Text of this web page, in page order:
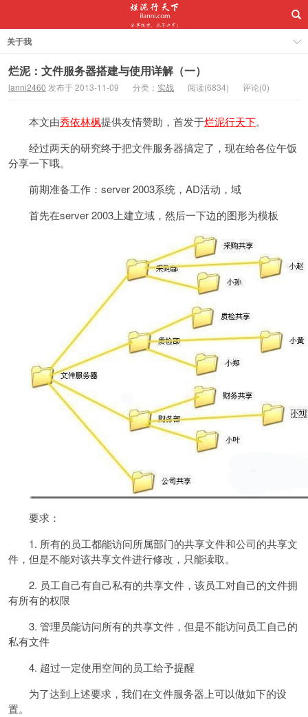
关于我
烂泥：文件服务器搭建与使用详解（一）
lanni2460 发布于 2013-11-09 分类： 实战 阅读(6834) 评论(0)
本文由秀依林枫提供友情赞助，首发于烂泥行天下。
经过两天的研究终于把文件服务器搞定了，现在给各位午饭
分享一下哦。
前期准备工作：server 2003系统，AD活动，域
首先在server 2003上建立域，然后一下边的图形为模板
要求：
1. 所有的员工都能访问所属部门的共享文件和公司的共享文
件，但是不能对该共享文件进行修改，只能读取。
2. 员工自己有自己私有的共享文件，该员工对自己的文件拥
有所有的权限
3. 管理员能访问所有的共享文件，但是不能访问员工自己的
私有文件
4. 超过一定使用空间的员工给予提醒
为了达到上述要求，我们在文件服务器上可以做如下的设
置。